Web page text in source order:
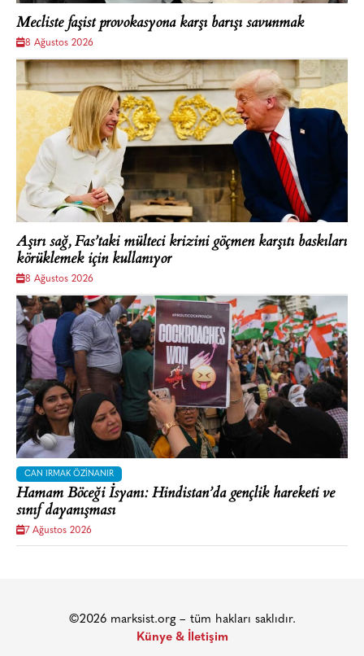
Mecliste faşist provokasyona karşı barışı savunmak
8 Ağustos 2026
Aşırı sağ, Fas’taki mülteci krizini göçmen karşıtı baskıları
körüklemek için kullanıyor
8 Ağustos 2026
CAN IRMAK ÖZINANIR
Hamam Böceği İsyanı: Hindistan’da gençlik hareketi ve
sınıf dayanışması
7 Ağustos 2026
©2026 marksist.org – tüm hakları saklıdır.
Künye & İletişim